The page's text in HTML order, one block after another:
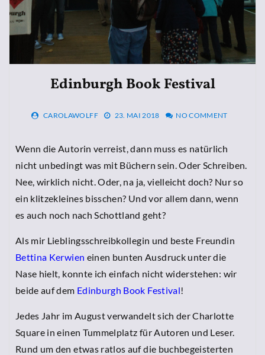
Edinburgh Book Festival
CAROLAWOLFF 23. MAI 2018 NO COMMENT
Wenn die Autorin verreist, dann muss es natürlich
nicht unbedingt was mit Büchern sein. Oder Schreiben.
Nee, wirklich nicht. Oder, na ja, vielleicht doch? Nur so
ein klitzekleines bisschen? Und vor allem dann, wenn
es auch noch nach Schottland geht?
Als mir Lieblingsschreibkollegin und beste Freundin
Bettina Kerwien einen bunten Ausdruck unter die
Nase hielt, konnte ich einfach nicht widerstehen: wir
beide auf dem Edinburgh Book Festival!
Jedes Jahr im August verwandelt sich der Charlotte
Square in einen Tummelplatz für Autoren und Leser.
Rund um den etwas ratlos auf die buchbegeisterten